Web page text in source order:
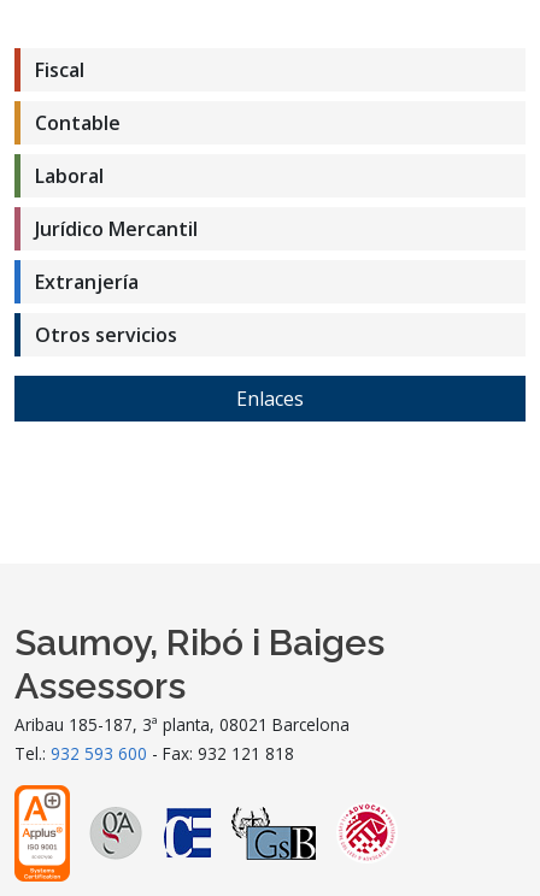
Fiscal
Contable
Laboral
Jurídico Mercantil
Extranjería
Otros servicios
Enlaces
Saumoy, Ribó i Baiges
Assessors
Aribau 185-187, 3ª planta, 08021 Barcelona
Tel.: 932 593 600 - Fax: 932 121 818